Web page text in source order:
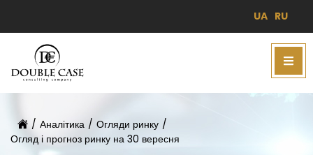
UA RU
/ Аналітика / Огляди ринку /
Огляд і прогноз ринку на 30 вересня